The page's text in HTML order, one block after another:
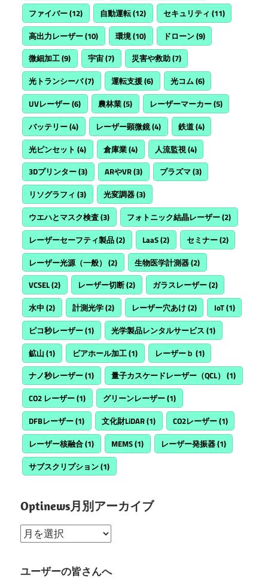
ファイバー(12) 自動運転(12) セキュリティ (11)
高出力レーザー(10) 環境(10) ドローン(9)
微細加工(9) 宇宙(7) 災害や救助(7)
光トランシーバ(7) 運転支援(6) 光コム(6)
UVレーザー(6) 農林業(5) レーザーマーカー(5)
バッテリー(4) レーザー顕微鏡(4) 鉄道(4)
光ピンセット (4) 倉庫業(4) 人流監視(4)
3Dプリンター(3) ARやVR(3) プラズマ(3)
リソグラフィ (3) 光変調器(3)
ウエハとマスク検査(3) フォトニック結晶レーザー(2)
レーザーセーフティ製品(2) LaaS(2) セミナー(2)
レーザー光源（一般） (2) 生物医学計測器(2)
VCSEL(2) レーザー切断(2) ガラスレーザー(2)
水中 (2) 計測光学(2) レーザー穴あけ(2) IoT(1)
ピコ秒レーザー(1) 光学製品レンタルサービス (1)
鉱山 (1) ビアホール加工(1) レーザーｂ (1)
ナノ秒レーザー(1) 量子カスケードレーザー（QCL） (1)
CO2 レーザー(1) グリーンレーザー(1)
DFBレーザー(1) 文化財LiDAR(1) CO2レーザー(1)
レーザー核融合(1) MEMS(1) レーザー発振器(1)
サブスクリプション(1)
Optinews月別アーカイブ
Optinews
別
ユーザーの皆さんへ